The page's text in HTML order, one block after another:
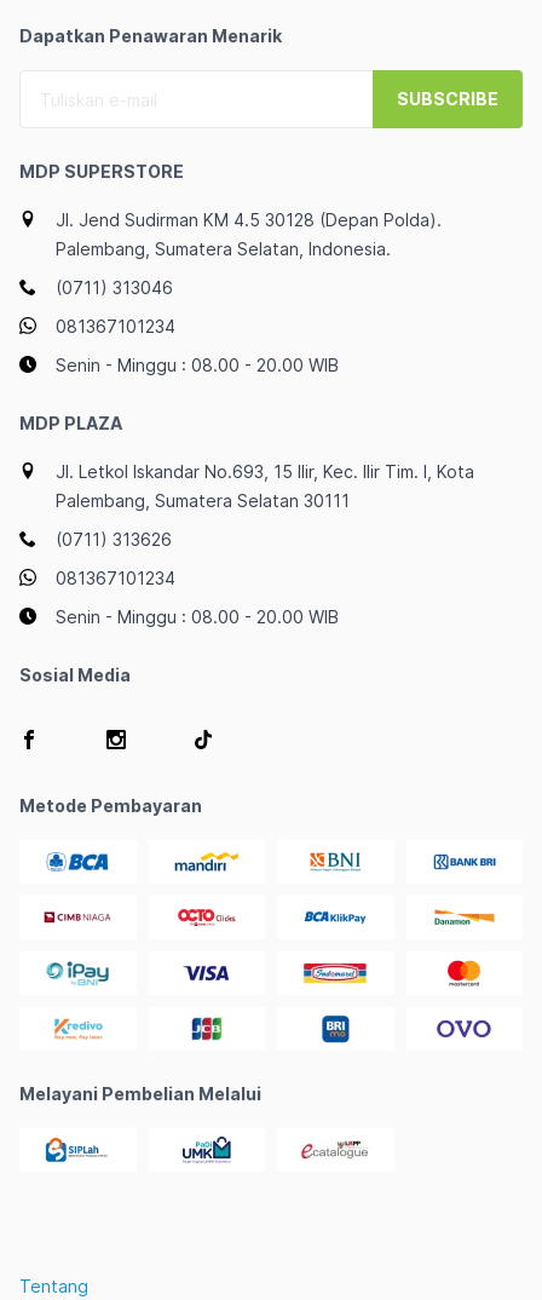
Dapatkan Penawaran Menarik
SUBSCRIBE
MDP SUPERSTORE
Jl. Jend Sudirman KM 4.5 30128 (Depan Polda).
Palembang, Sumatera Selatan, Indonesia.
(0711) 313046
081367101234
Senin - Minggu : 08.00 - 20.00 WIB
MDP PLAZA
Jl. Letkol Iskandar No.693, 15 Ilir, Kec. Ilir Tim. I, Kota
Palembang, Sumatera Selatan 30111
(0711) 313626
081367101234
Senin - Minggu : 08.00 - 20.00 WIB
Sosial Media
Metode Pembayaran
Melayani Pembelian Melalui
Tentang